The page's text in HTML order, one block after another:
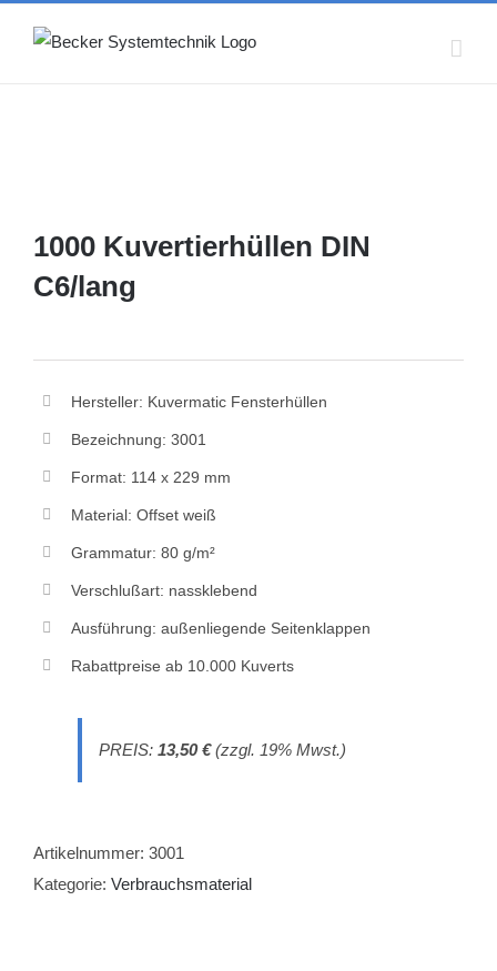
1000 Kuvertierhüllen DIN
C6/lang
Hersteller: Kuvermatic Fensterhüllen
Bezeichnung: 3001
Format: 114 x 229 mm
Material: Offset weiß
Grammatur: 80 g/m²
Verschlußart: nassklebend
Ausführung: außenliegende Seitenklappen
Rabattpreise ab 10.000 Kuverts
PREIS: 13,50€(zzgl. 19% Mwst.)
Artikelnummer: 3001
Kategorie: Verbrauchsmaterial